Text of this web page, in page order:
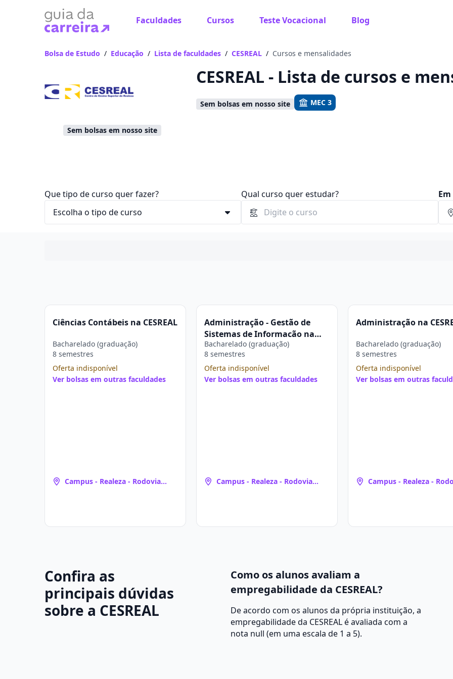
Faculdades Cursos Teste Vocacional Blog
Vamos te guiar no caminho ideal para seus estudos
Bolsa de Estudo / Educação / Lista de faculdades / CESREAL / Cursos e mensalidades
Sem bolsas em nosso site
CESREAL - Lista de cursos e
Sem bolsas em nosso site MEC 3
Que tipo de curso quer fazer? Qual curso quer estudar?
Ciências Contábeis na CESREAL
Bacharelado (graduação)
8 semestres
Oferta indisponível
Ver bolsas em outras faculdades
Campus - Realeza - Rodovia
Administração - Gestão de
Sistemas de Informação na
CESREAL
Bacharelado (graduação)
8 semestres
Oferta indisponível
Ver bolsas em outras faculdades
Campus - Realeza - Rodovia
Administração na
Bacharelado (graduação)
8 semestres
Oferta indisponível
Ver bolsas em outras
Campus - Realeza - Rodovia
Confira as
principais dúvidas
sobre a CESREAL
Como os alunos avaliam a
empregabilidade da CESREAL?
De acordo com os alunos da própria instituição, a
empregabilidade da CESREAL é avaliada com a
nota null (em uma escala de 1 a 5).